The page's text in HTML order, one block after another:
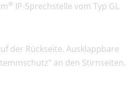
® IP-Sprechstelle vom Typ GL
der Rückseite. Ausklappbare
an den Stirnseiten.